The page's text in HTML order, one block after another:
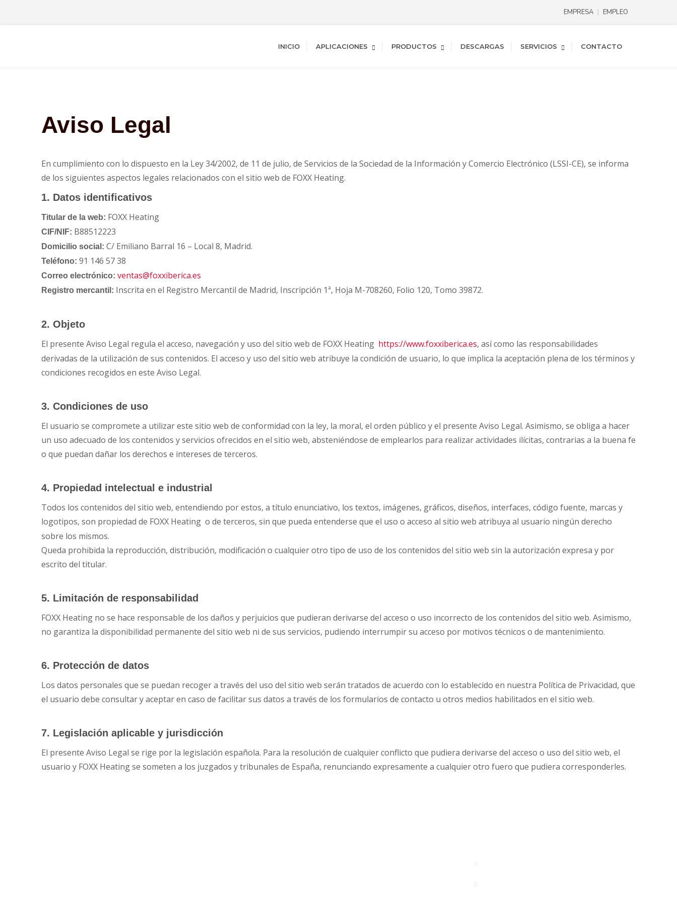
EMPRESA EMPLEO
INICIO APLICACIONES PRODUCTOS DESCARGAS SERVICIOS CONTACTO
Aviso Legal
En cumplimiento con lo dispuesto en la Ley 34/2002, de 11 de julio, de Servicios de la Sociedad de la Información y Comercio Electrónico (LSSI-CE), se informa
de los siguientes aspectos legales relacionados con el sitio web de FOXX Heating.
1. Datos identificativos
Titular de la web: FOXX Heating
CIF/NIF: B88512223
Domicilio social: C/ Emiliano Barral 16 – Local 8, Madrid.
Teléfono: 91 146 57 38
Correo electrónico: ventas@foxxiberica.es
Registro mercantil: Inscrita en el Registro Mercantil de Madrid, Inscripción 1ª, Hoja M-708260, Folio 120, Tomo 39872.
2. Objeto
El presente Aviso Legal regula el acceso, navegación y uso del sitio web de FOXX Heating https://www.foxxiberica.es, así como las responsabilidades
derivadas de la utilización de sus contenidos. El acceso y uso del sitio web atribuye la condición de usuario, lo que implica la aceptación plena de los términos y
condiciones recogidos en este Aviso Legal.
3. Condiciones de uso
El usuario se compromete a utilizar este sitio web de conformidad con la ley, la moral, el orden público y el presente Aviso Legal. Asimismo, se obliga a hacer
un uso adecuado de los contenidos y servicios ofrecidos en el sitio web, absteniéndose de emplearlos para realizar actividades ilícitas, contrarias a la buena fe
o que puedan dañar los derechos e intereses de terceros.
4. Propiedad intelectual e industrial
Todos los contenidos del sitio web, entendiendo por estos, a título enunciativo, los textos, imágenes, gráficos, diseños, interfaces, código fuente, marcas y
logotipos, son propiedad de FOXX Heating o de terceros, sin que pueda entenderse que el uso o acceso al sitio web atribuya al usuario ningún derecho
sobre los mismos.
Queda prohibida la reproducción, distribución, modificación o cualquier otro tipo de uso de los contenidos del sitio web sin la autorización expresa y por
escrito del titular.
5. Limitación de responsabilidad
FOXX Heating no se hace responsable de los daños y perjuicios que pudieran derivarse del acceso o uso incorrecto de los contenidos del sitio web. Asimismo,
no garantiza la disponibilidad permanente del sitio web ni de sus servicios, pudiendo interrumpir su acceso por motivos técnicos o de mantenimiento.
6. Protección de datos
Los datos personales que se puedan recoger a través del uso del sitio web serán tratados de acuerdo con lo establecido en nuestra Política de Privacidad, que
el usuario debe consultar y aceptar en caso de facilitar sus datos a través de los formularios de contacto u otros medios habilitados en el sitio web.
7. Legislación aplicable y jurisdicción
El presente Aviso Legal se rige por la legislación española. Para la resolución de cualquier conflicto que pudiera derivarse del acceso o uso del sitio web, el
usuario y FOXX Heatingse someten a los juzgados y tribunales de España, renunciando expresamente a cualquier otro fuero que pudiera corresponderles.